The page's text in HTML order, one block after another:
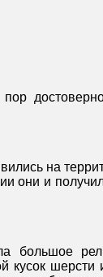
на
они и
большое
кусок